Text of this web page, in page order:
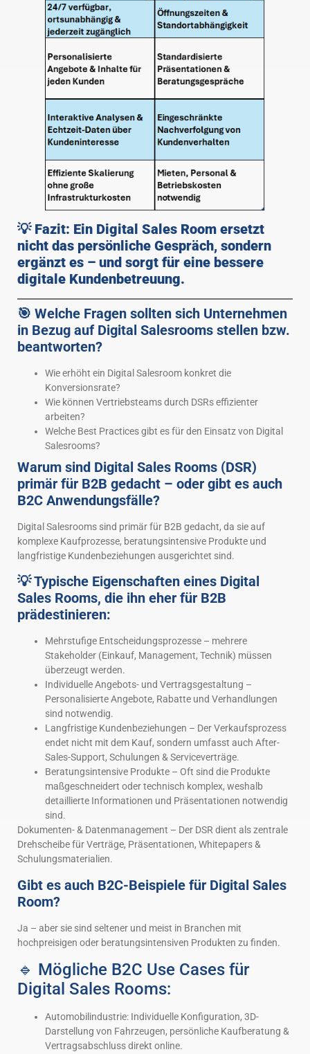
💡 Fazit: Ein Digital Sales Room ersetzt
nicht das persönliche Gespräch, sondern
ergänzt es – und sorgt für eine bessere
digitale Kundenbetreuung.
🎯 Welche Fragen sollten sich Unternehmen
in Bezug auf Digital Salesrooms stellen bzw.
beantworten?
Wie erhöht ein Digital Salesroom konkret die
Konversionsrate?
Wie können Vertriebsteams durch DSRs effizienter
arbeiten?
Welche Best Practices gibt es für den Einsatz von Digital
Salesrooms?
Warum sind Digital Sales Rooms (DSR)
primär für B2B gedacht – oder gibt es auch
B2C Anwendungsfälle?
Digital Salesrooms sind primär für B2B gedacht, da sie auf
komplexe Kaufprozesse, beratungsintensive Produkte und
langfristige Kundenbeziehungen ausgerichtet sind.
💡 Typische Eigenschaften eines Digital
Sales Rooms, die ihn eher für B2B
prädestinieren:
Mehrstufige Entscheidungsprozesse – mehrere
Stakeholder (Einkauf, Management, Technik) müssen
überzeugt werden.
Individuelle Angebots- und Vertragsgestaltung –
Personalisierte Angebote, Rabatte und Verhandlungen
sind notwendig.
Langfristige Kundenbeziehungen – Der Verkaufsprozess
endet nicht mit dem Kauf, sondern umfasst auch After-
Sales-Support, Schulungen & Serviceverträge.
Beratungsintensive Produkte – Oft sind die Produkte
maßgeschneidert oder technisch komplex, weshalb
detaillierte Informationen und Präsentationen notwendig
sind.
Dokumenten- & Datenmanagement – Der DSR dient als zentrale
Drehscheibe für Verträge, Präsentationen, Whitepapers &
Schulungsmaterialien.
Gibt es auch B2C-Beispiele für Digital Sales
Room?
Ja – aber sie sind seltener und meist in Branchen mit
hochpreisigen oder beratungsintensiven Produkten zu finden.
🔹 Mögliche B2C Use Cases für
Digital Sales Rooms:
Automobilindustrie: Individuelle Konfiguration, 3D-
Darstellung von Fahrzeugen, persönliche Kaufberatung &
Vertragsabschluss direkt online.